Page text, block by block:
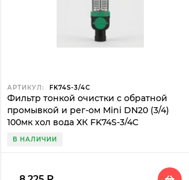
АРТИКУЛ: FK74S-3/4C
Фильтр тонкой очистки с обратной
промывкой и рег-ом Mini DN20 (3/4)
100мк хол вода ХК FK74S-3/4C
В НАЛИЧИИ